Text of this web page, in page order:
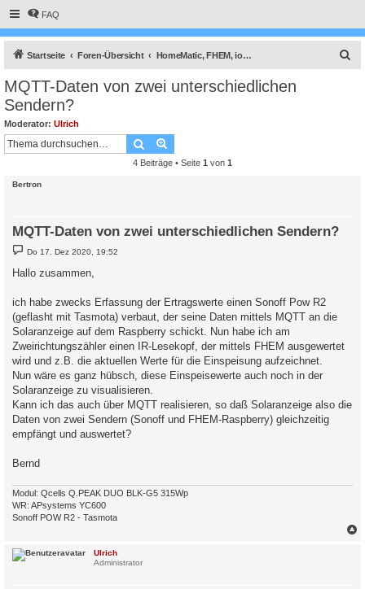
FAQ
Startseite Foren-Übersicht HomeMatic, FHEM, ioBroker, Smart Home Zentralen und Solaranzeige
MQTT-Daten von zwei unterschiedlichen
Sendern?
Moderator: Ulrich
Suche
4 Beiträge • Seite 1 von 1
Bertron
MQTT-Daten von zwei unterschiedlichen Sendern?
B
e
i
t
g
Do 17. Dez 2020, 19:52
Hallo zusammen,
ich habe zwecks Erfassung der Ertragswerte einen Sonoff Pow R2
(geflasht mit Tasmota) verbaut, der seine Daten mittels MQTT an die
Solaranzeige auf dem Raspberry schickt. Nun habe ich am
Zweirichtungszähler einen IR-Lesekopf, der mittels FHEM ausgewertet
wird und z.B. die aktuellen Werte für die Einspeisung aufzeichnet.
Nun wäre es ganz hübsch, diese Einspeisewerte auch noch in der
Solaranzeige zu visualisieren.
Kann ich das auch über MQTT realisieren, so daß Solaranzeige also die
Daten von zwei Sendern (Sonoff und FHEM-Raspberry) gleichzeitig
empfängt und auswertet?
Bernd
Modul: Qcells Q.PEAK DUO BLK-G5 315Wp
WR: APsystems YC600
Sonoff POW R2 - Tasmota
Ulrich
Administrator